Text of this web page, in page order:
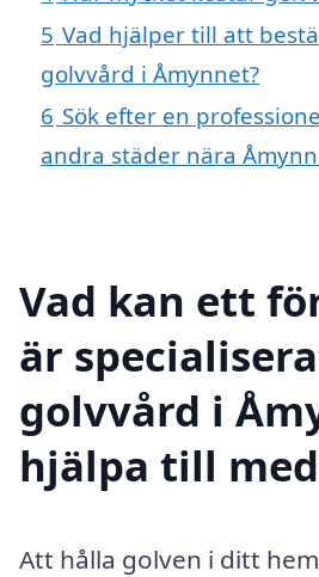
5 Vad hjälper till att
golvvård i Åmynnet?
6 Sök efter en
andra städer nära
Vad kan ett
är
golvvård i
hjälpa till
Att hålla golven i ditt